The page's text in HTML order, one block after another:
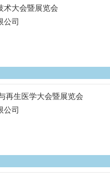
术大会暨展览会
公司
再生医学大会暨展览会
公司